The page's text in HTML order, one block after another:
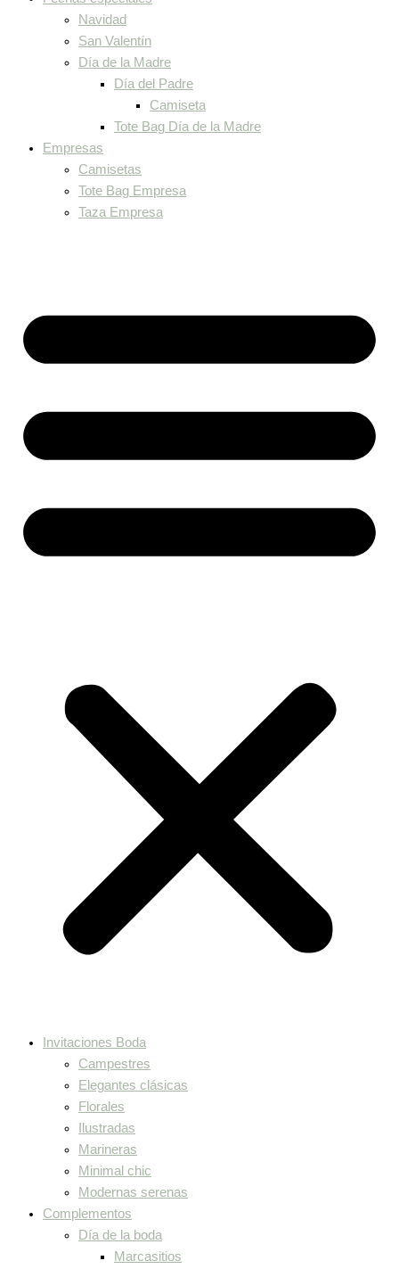
Navidad
San Valentín
Día de la Madre
Día del Padre
Camiseta
Tote Bag Día de la Madre
Empresas
Camisetas
Tote Bag Empresa
Taza Empresa
Invitaciones Boda
Campestres
Elegantes clásicas
Florales
Ilustradas
Marineras
Minimal chic
Modernas serenas
Complementos
Día de la boda
Marcasitios